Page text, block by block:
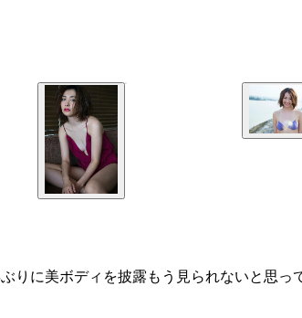
りに美ボディを披露もう見られないと思